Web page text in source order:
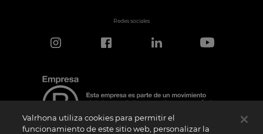
Redes sociales
Valrhona utiliza cookies para permitir el
funcionamiento de este sitio web, personalizar la